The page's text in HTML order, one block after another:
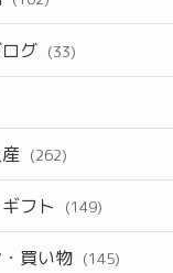
グ (33)
(262)
フト (149)
買い物 (145)